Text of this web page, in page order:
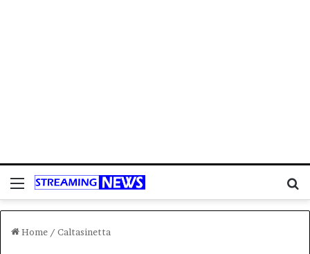
Menu
Home / Caltasinetta